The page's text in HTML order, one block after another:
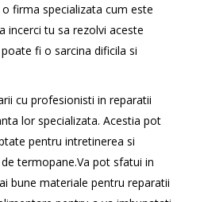
firma specializata cum este
incerci tu sa rezolvi aceste
fi o sarcina dificila si
cu profesionisti in reparatii
lor specializata. Acestia pot
pentru intretinerea si
termopane.Va pot sfatui in
bune materiale pentru reparatii